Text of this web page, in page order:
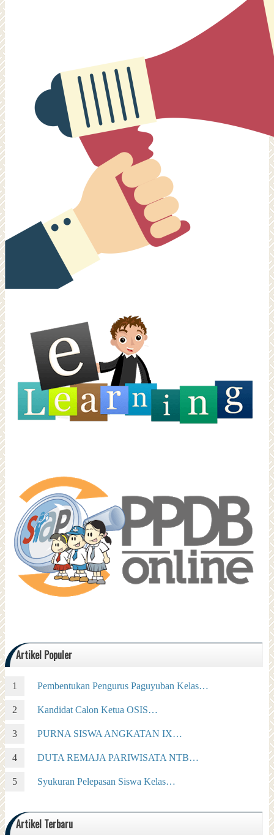
Artikel Populer
Pembentukan Pengurus Paguyuban Kelas…
Kandidat Calon Ketua OSIS…
PURNA SISWA ANGKATAN IX…
DUTA REMAJA PARIWISATA NTB…
Syukuran Pelepasan Siswa Kelas…
Artikel Terbaru